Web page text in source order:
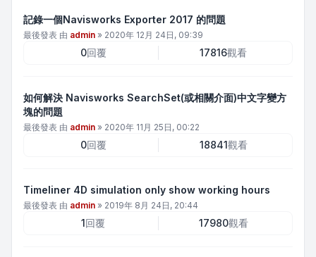
記錄一個Navisworks Exporter 2017 的問題
最後發表 由 admin » 2020年 12月 24日, 09:39
0回覆 17816觀看
如何解決 Navisworks SearchSet(或相關介面)中文字變方
塊的問題
最後發表 由 admin » 2020年 11月 25日, 00:22
0回覆 18841觀看
Timeliner 4D simulation only show working hours
最後發表 由 admin » 2019年 8月 24日, 20:44
1回覆 17980觀看